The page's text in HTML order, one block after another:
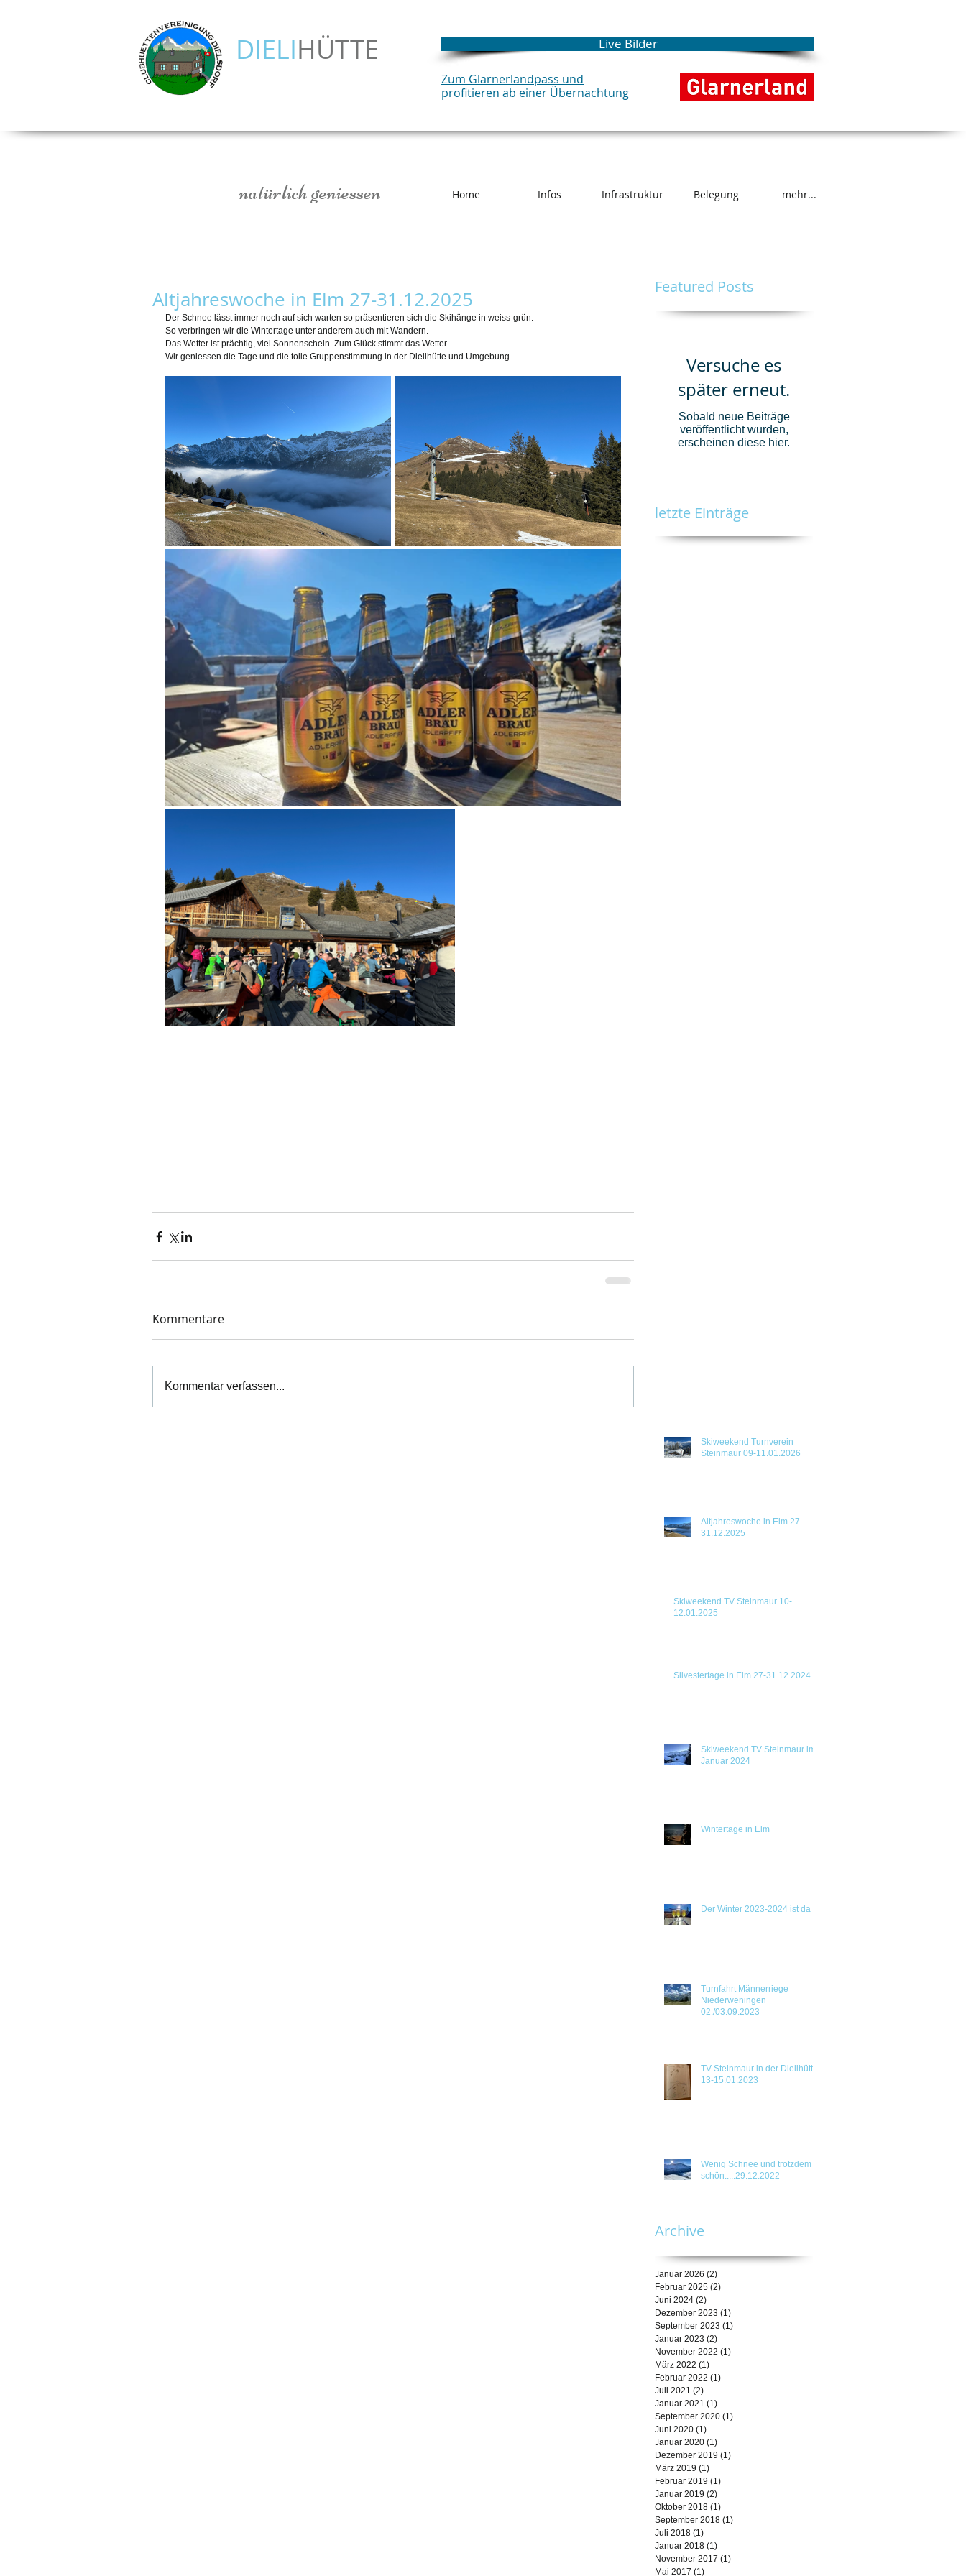
DIELIHÜTTE Live Bilder
Zum Glarnerlandpass und
profitieren ab einer Übernachtung
Home Infos Infrastruktur Belegung mehr...
natürlich geniessen
Altjahreswoche in Elm 27-31.12.2025
Der Schnee lässt immer noch auf sich warten so präsentieren sich die Skihänge in weiss-grün.
So verbringen wir die Wintertage unter anderem auch mit Wandern.
Das Wetter ist prächtig, viel Sonnenschein. Zum Glück stimmt das Wetter.
Wir geniessen die Tage und die tolle Gruppenstimmung in der Dielihütte und Umgebung.
Kommentare
Kommentar verfassen...
Featured Posts
Versuche es
später erneut.
Sobald neue Beiträge
veröffentlicht wurden,
erscheinen diese hier.
letzte Einträge
Skiweekend Turnverein
Steinmaur 09-11.01.2026
Altjahreswoche in Elm 27-
31.12.2025
Skiweekend TV Steinmaur 10-
12.01.2025
Silvestertage in Elm 27-31.12.2024
Skiweekend TV Steinmaur im
Januar 2024
Wintertage in Elm
Der Winter 2023-2024 ist da !!
Turnfahrt Männerriege
Niederweningen
02./03.09.2023
TV Steinmaur in der Dielihütte
13-15.01.2023
Wenig Schnee und trotzdem
schön.....29.12.2022
Archive
Januar 2026 (2)
Februar 2025 (2)
Juni 2024 (2)
Dezember 2023 (1)
September 2023 (1)
Januar 2023 (2)
November 2022 (1)
März 2022 (1)
Februar 2022 (1)
Juli 2021 (2)
Januar 2021 (1)
September 2020 (1)
Juni 2020 (1)
Januar 2020 (1)
Dezember 2019 (1)
März 2019 (1)
Februar 2019 (1)
Januar 2019 (2)
Oktober 2018 (1)
September 2018 (1)
Juli 2018 (1)
Januar 2018 (1)
November 2017 (1)
Mai 2017 (1)